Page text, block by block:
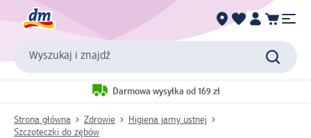
Wyszukaj i znajdź
Darmowa wysyłka od 169 zł
Strona główna Zdrowie
Higiena jamy ustnej
Szczoteczki do zębów